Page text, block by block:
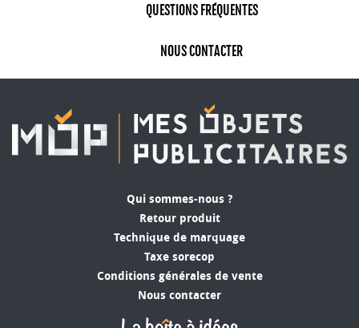
collaborateurs, vous leur offrez un objet pratique
Un support publicitaire efficace
grande surface de marquage pour afficher votre
logo ou votre message publicitaire. En
personnalisant vos pochettes, vous créez un
support publicitaire efficace qui peut être utilisé
large public. Les pochettes personnalisables sont
également très visibles lors des événements et
des salons professionnels, ce qui peut aider à
accroître votre visibilité et à attirer de nouveaux
clients. De plus, les stylos personnalisés sont des
objets publicitaires couramment utilisés et très
utiles pour les clients, les employés et les
QUESTIONS FRÉQUENTES
NOUS CONTACTER
Qui sommes-nous ?
Retour produit
Technique de marquage
Taxe sorecop
Conditions générales de vente
Nous contacter